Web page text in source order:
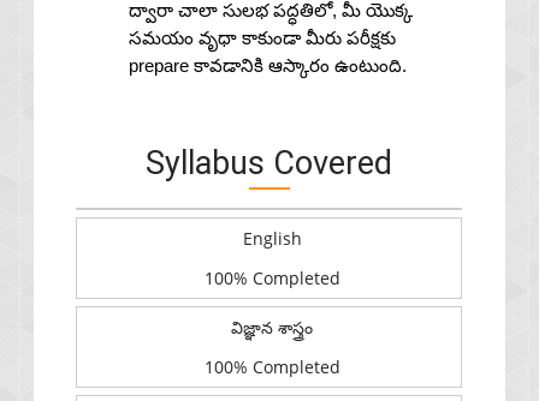
Syllabus Covered
English
100% Completed
విజ్ఞాన శాస్త్రం
100% Completed